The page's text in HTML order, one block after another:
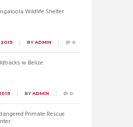
Wildlife Shelter
2019 BYADMIN 0
w Belize
BYADMIN 0
Primate Rescue